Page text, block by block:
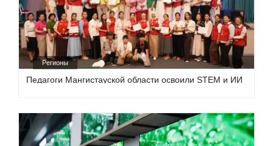
Регионы
Педагоги Мангистауской области освоили STEM и ИИ